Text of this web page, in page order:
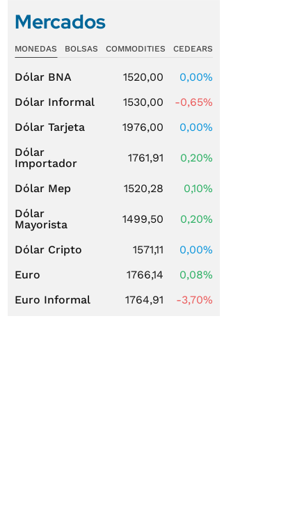
Mercados
MONEDAS BOLSAS COMMODITIES CEDEARS
Dólar BNA 1520,00
0,00%
Dólar Informal
1530,00
-0,65%
Dólar Tarjeta
1976,00
0,00%
Dólar
Importador
1761,91 0,20%
Dólar Mep 1520,28
0,10%
Dólar
Mayorista
1499,50 0,20%
Dólar Cripto 1571,11
0,00%
Euro
1766,14
0,08%
Euro Informal
1764,91 -3,70%